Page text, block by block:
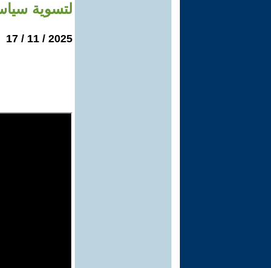
لتسوية
2025 / 11 / 17